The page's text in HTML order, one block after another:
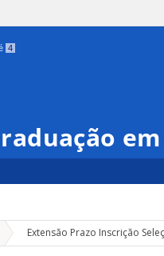
4
» Extensão Prazo Inscrição